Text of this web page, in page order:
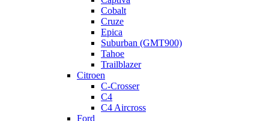
Cobalt
Cruze
Epica
Suburban (GMT900)
Tahoe
Trailblazer
Citroen
C-Crosser
C4
C4 Aircross
Ford